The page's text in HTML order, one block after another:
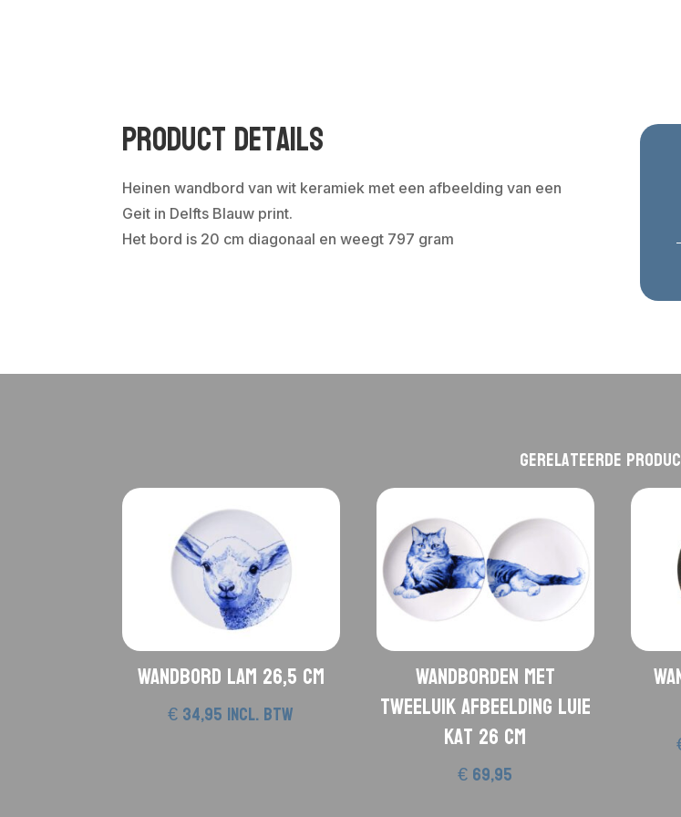
Product Details
Heinen wandbord van wit keramiek met een afbeelding van een
Geit in Delfts Blauw print.
Het bord is 20 cm diagonaal en weegt 797 gram
Gerelateerde
Wandbord Lam 26,5 cm
€34,95incl. btw
Wandborden met
tweeluik afbeelding luie
kat 26 cm
€69,95